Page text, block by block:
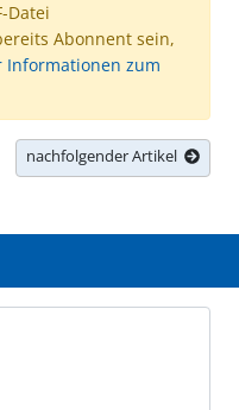
Datei
Abonnent sein,
Informationen zum
nachfolgender Artikel